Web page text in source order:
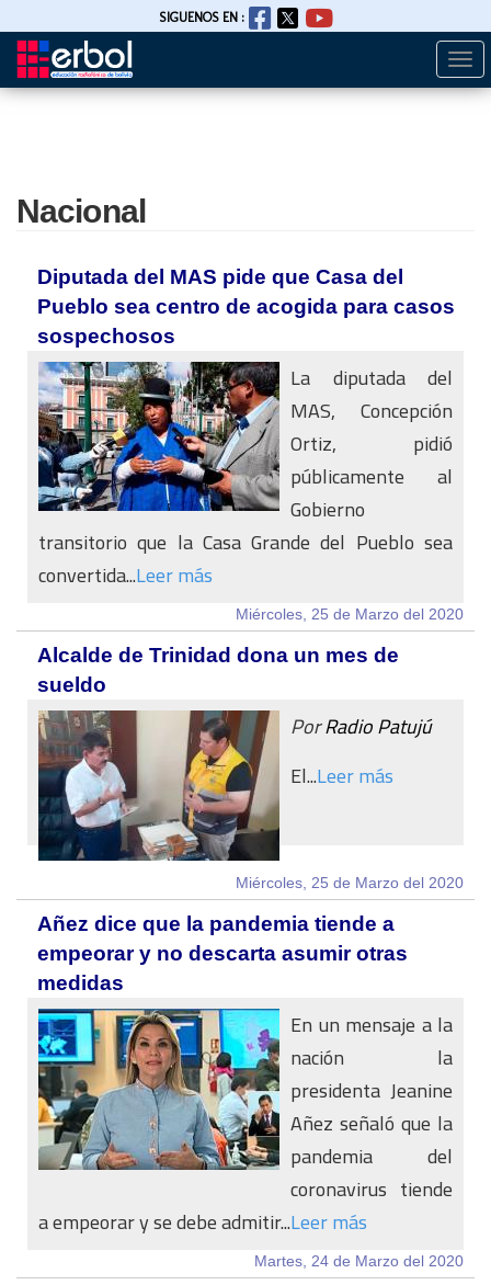
Pasar
SIGUENOS EN :
Nacional
Diputada del MAS pide que Casa del
Pueblo sea centro de acogida para casos
sospechosos
La diputada del
MAS, Concepción
Ortiz, pidió
públicamente al
Gobierno
transitorio que la Casa Grande del Pueblo sea
convertida...Leer más
Miércoles, 25 de Marzo del 2020
Alcalde de Trinidad dona un mes de
sueldo
PorRadio Patujú
El...Leer más
Miércoles, 25 de Marzo del 2020
Añez dice que la pandemia tiende a
empeorar y no descarta asumir otras
medidas
En un mensaje a la
nación la
presidenta Jeanine
Añez señaló que la
pandemia del
coronavirus tiende
a empeorar y se debe admitir...Leer más
Martes, 24 de Marzo del 2020